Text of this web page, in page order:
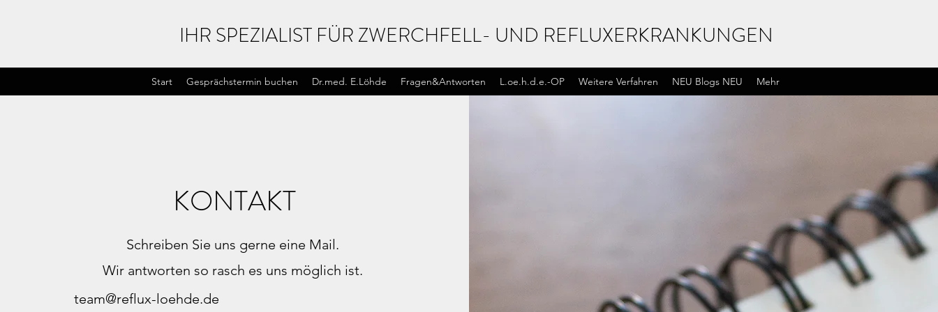
IHR SPEZIALIST FÜR ZWERCHFELL- UND REFLUXERKRANKUNGEN
Start Gesprächstermin buchen Dr.med. E.Löhde Fragen&Antworten L.oe.h.d.e.-OP Weitere Verfahren NEU Blogs NEU Mehr
KONTAKT
Schreiben Sie uns gerne eine Mail.
Wir antworten so rasch es uns möglich ist.
team@reflux-loehde.de